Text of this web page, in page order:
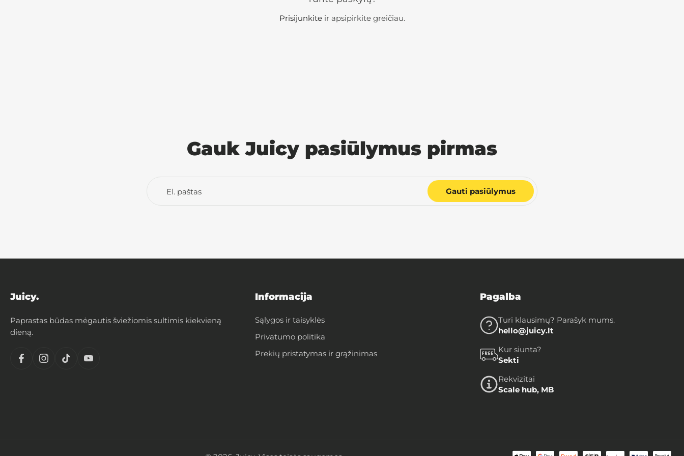
Prisijunkiteir apsipirkite greičiau.
Gauk Juicy pasiūlymus pirmas
El. paštas Gauti pasiūlymus
Juicy.
Paprastas būdas mėgautis šviežiomis sultimis kiekvieną
dieną.
Informacija
Sąlygos ir taisyklės
Privatumo politika
Prekių pristatymas ir grąžinimas
Pagalba
Turi klausimų? Parašyk mums.
hello@juicy.lt
Kur siunta?
Sekti
Rekvizitai
Scale hub, MB